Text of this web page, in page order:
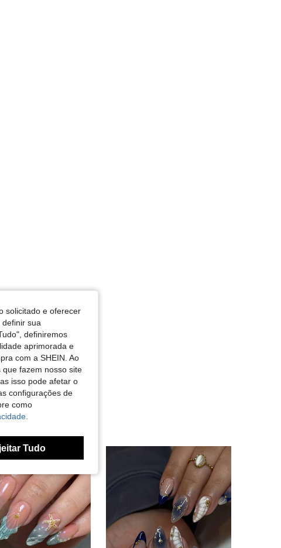
solicitado e oferecer
sua
definiremos
aprimorada e
com a SHEIN. Ao
fazem nosso site
isso pode afetar o
configurações de
como
Tudo